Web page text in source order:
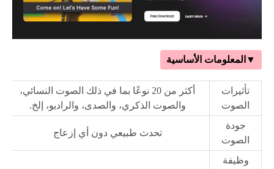
▼المعلومات الأساسية
تأثيرات
الصوت
أكثر من 20 نوعًا بما في ذلك الصوت النسائي،
والصوت الذكري، والصدى، والراديو، إلخ.
جودة
الصوت
تحدث طبيعي دون أي إزعاج
وظيفة